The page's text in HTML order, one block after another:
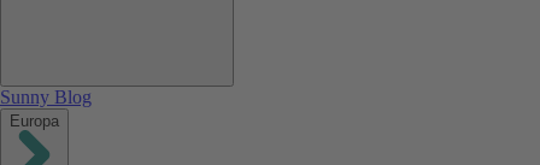
Sunny Blog
Europa